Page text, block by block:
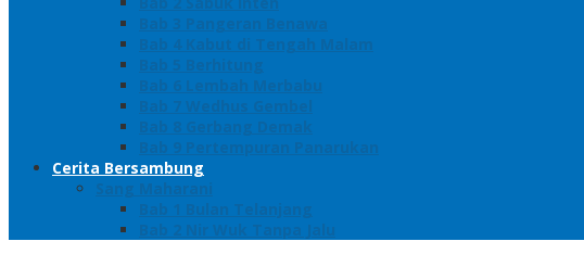
Bab 3 Pangeran Benawa
Bab 4 Kabut di Tengah Malam
Bab 5 Berhitung
Bab 6 Lembah Merbabu
Bab 7 Wedhus Gembel
Bab 8 Gerbang Demak
Bab 9 Pertempuran Panarukan
Cerita Bersambung
Sang Maharani
Bab 1 Bulan Telanjang
Bab 2 Nir Wuk Tanpa Jalu